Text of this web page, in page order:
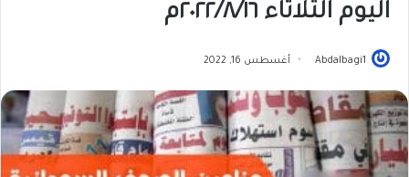
اليوم الثلاثاء ٢٠٢٢/٨/١٦م
Abdalbagi1 أغسطس 16, 2022